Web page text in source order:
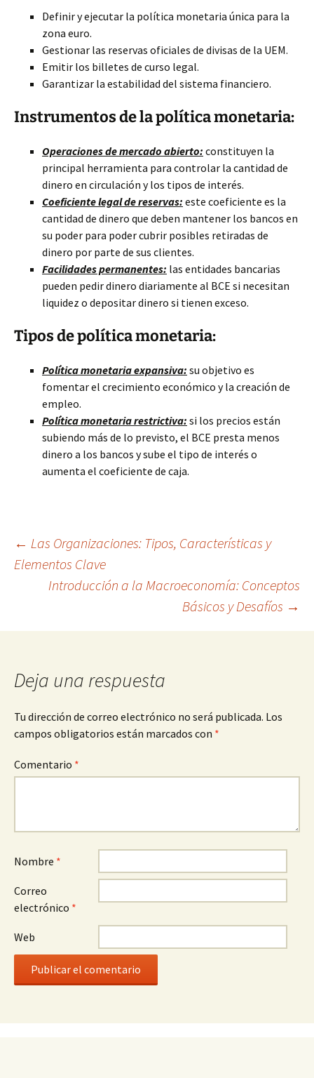
Definir y ejecutar la política monetaria única para la
zona euro.
Gestionar las reservas oficiales de divisas de la UEM.
Emitir los billetes de curso legal.
Garantizar la estabilidad del sistema financiero.
Instrumentos de la política monetaria:
Operaciones de mercado abierto: constituyen la
principal herramienta para controlar la cantidad de
dinero en circulación y los tipos de interés.
Coeficiente legal de reservas: este coeficiente es la
cantidad de dinero que deben mantener los bancos en
su poder para poder cubrir posibles retiradas de
dinero por parte de sus clientes.
Facilidades permanentes: las entidades bancarias
pueden pedir dinero diariamente al BCE si necesitan
liquidez o depositar dinero si tienen exceso.
Tipos de política monetaria:
Política monetaria expansiva: su objetivo es
fomentar el crecimiento económico y la creación de
empleo.
Política monetaria restrictiva: si los precios están
subiendo más de lo previsto, el BCE presta menos
dinero a los bancos y sube el tipo de interés o
aumenta el coeficiente de caja.
Navegación
entradas
← Las Organizaciones: Tipos, Características y
Elementos Clave
Introducción a la Macroeconomía: Conceptos
Básicos y Desafíos →
Deja una respuesta
Tu dirección de correo electrónico no será publicada. Los
campos obligatorios están marcados con *
Comentario *
Nombre *
Correo
electrónico *
Web